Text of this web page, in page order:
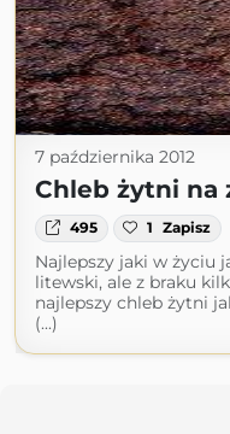
7 października 2012
Chleb żytni na
495 1 Zapisz
Najlepszy jaki w życiu
litewski, ale z braku
najlepszy chleb żytni
(...)